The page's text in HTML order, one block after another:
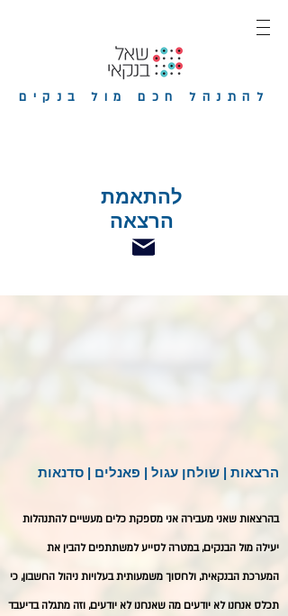
להתנהל חכם מול בנקים
להתאמת
הרצאה
הרצאות | שולחן עגול | פאנלים | סדנאות
בהרצאות שאני מעבירה אני מספקת כלים מעשיים להתנהלות
יעילה מול הבנקים, במטרה לסייע למשתתפים להבין את
המערכת הבנקאית, ולחסוך משמעותית בעלויות ניהול החשבון, כי
תכלס אנחנו לא יודעים מה שאנחנו לא יודעים, וזה מתגלה בדיעבד